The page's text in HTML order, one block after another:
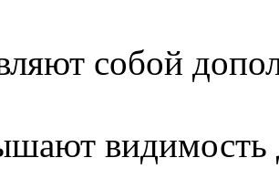
собой
видимость